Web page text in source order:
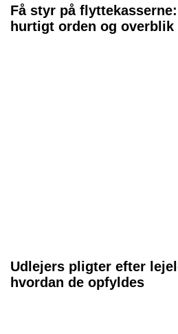
Få styr på
hurtigt orden og
Udlejers pligter efter
hvordan de opfyldes